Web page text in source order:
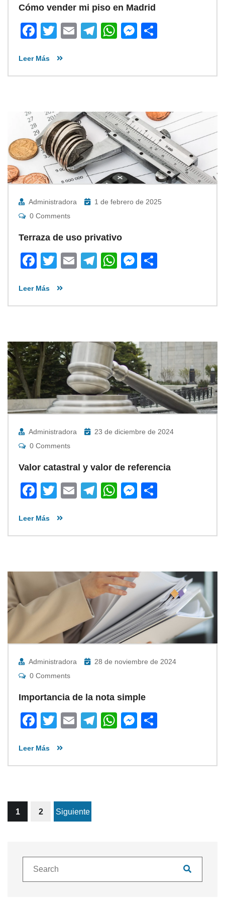
Cómo vender mi piso en Madrid
Facebook
Twitter
EmailTelegram
WhatsApp
Messenger
Leer Más
Administradora
1 de febrero de 2025
0 Comments
Terraza de uso privativo
Facebook
Twitter
EmailTelegram
WhatsApp
Messenger
Leer Más
Administradora
23 de diciembre de 2024
0 Comments
Valor catastral y valor de referencia
Facebook
Twitter
EmailTelegram
WhatsApp
Messenger
Leer Más
Administradora
28 de noviembre de 2024
0 Comments
Importancia de la nota simple
Facebook
Twitter
EmailTelegram
WhatsApp
Messenger
Leer Más
1 2 Siguiente